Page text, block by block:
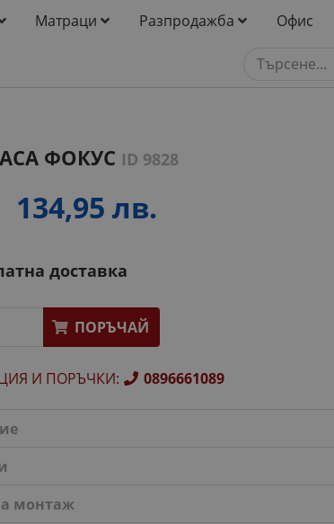
Матраци Разпродажба Офис
ФОКУС ID 9828
134,95 лв.
доставка
ПОРЪЧАЙ
И ПОРЪЧКИ: 0896661089
монтаж